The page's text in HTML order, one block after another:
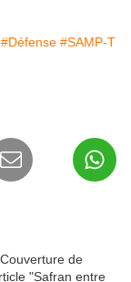
#Défense #SAMP-T